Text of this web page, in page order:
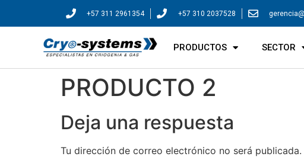
+57 311 2961354 +57 310 2037528
PRODUCTOS SECTOR
PRODUCTO 2
Deja una respuesta
Tu dirección de correo electrónico no será publicada.